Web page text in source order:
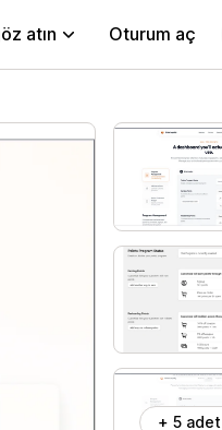
atın Oturum aç
+ 5